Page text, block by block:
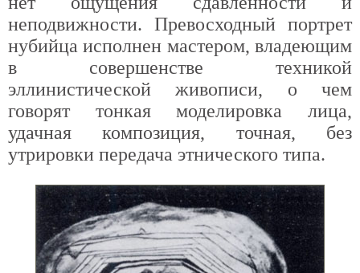
неподвижности. Превосходный портрет
нубийца исполнен мастером, владеющим
в совершенстве техникой
эллинистической живописи, о чем
говорят тонкая моделировка лица,
удачная композиция, точная, без
утрировки передача этнического типа.